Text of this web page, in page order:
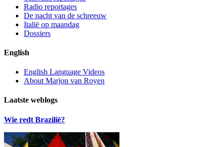
Radio reportages
De nacht van de schreeuw
Italië op maandag
Dossiers
English
English Language Videos
About Marjon van Royen
Laatste weblogs
Wie redt Brazilië?